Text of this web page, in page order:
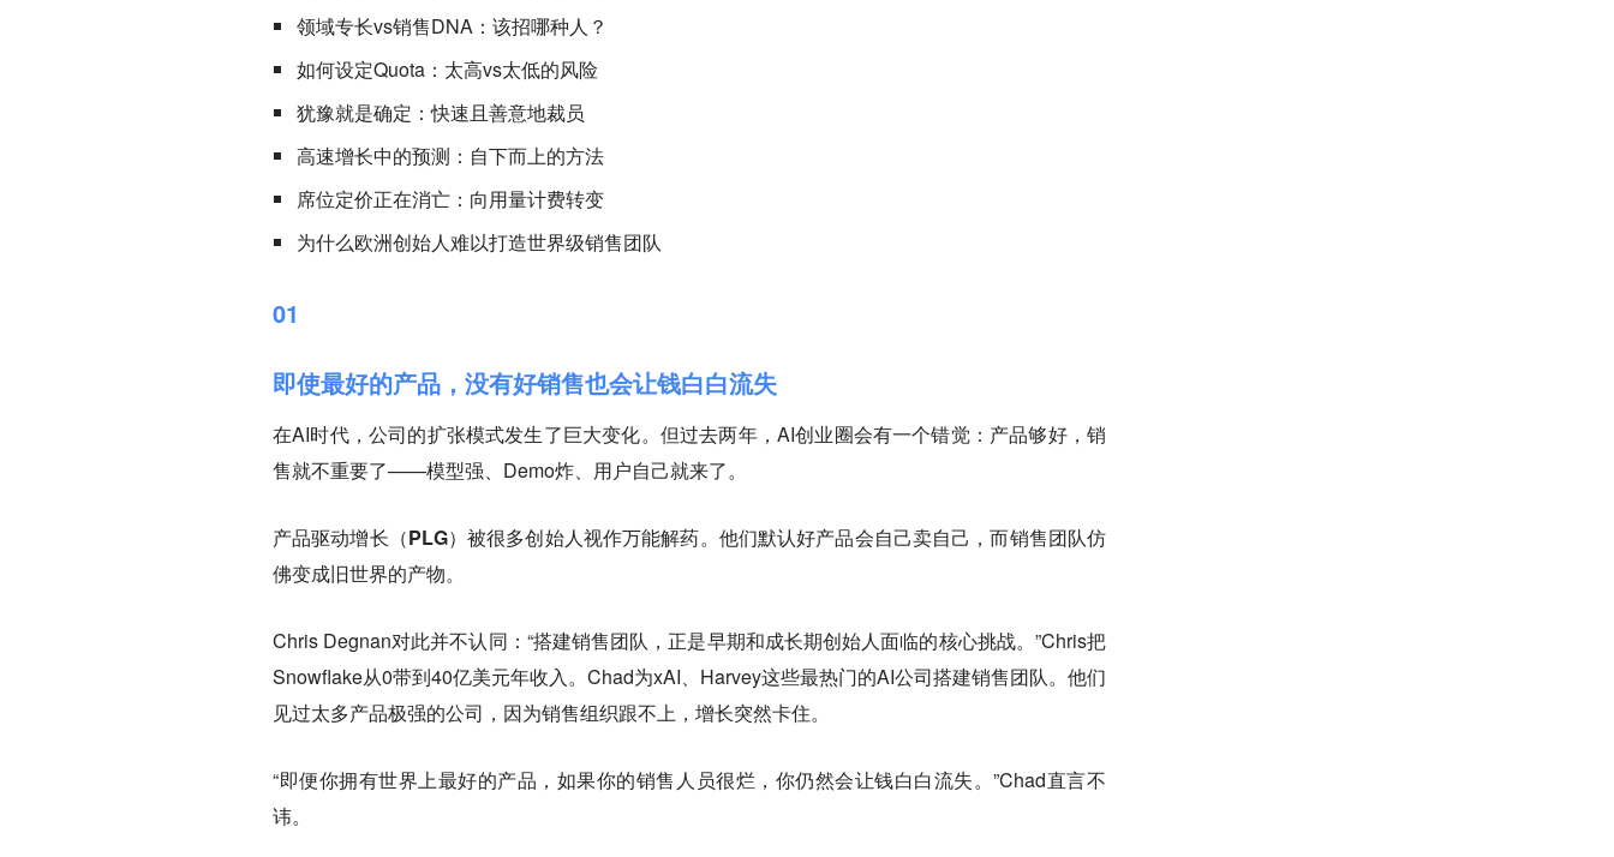
领域专长vs销售DNA：该招哪种人？
如何设定Quota：太高vs太低的风险
犹豫就是确定：快速且善意地裁员
高速增长中的预测：自下而上的方法
席位定价正在消亡：向用量计费转变
为什么欧洲创始人难以打造世界级销售团队
01
即使最好的产品，没有好销售也会让钱白白流失
在AI时代，公司的扩张模式发生了巨大变化。但过去两年，AI创业圈会有一个错觉：产品够好，销
售就不重要了——模型强、Demo炸、用户自己就来了。
产品驱动增长（PLG）被很多创始人视作万能解药。 他们默认好产品会自己卖自己，而销售团队仿
佛变成旧世界的产物。
Chris Degnan对此并不认同：“搭建销售团队，正是早期和成长期创始人面临的核心挑战。”Chris把
Snowflake从0带到40亿美元年收入。Chad为xAI、Harvey这些最热门的AI公司搭建销售团队。他们
见过太多产品极强的公司，因为销售组织跟不上，增长突然卡住。
“即便你拥有世界上最好的产品，如果你的销售人员很烂，你仍然会让钱白白流失。”Chad直言不
讳。